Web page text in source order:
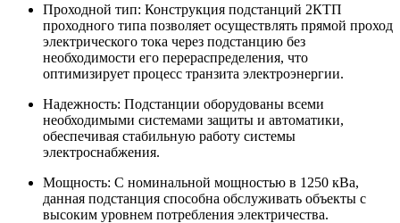
Проходной тип: Конструкция подстанций 2КТП
проходного типа позволяет осуществлять прямой проход
электрического тока через подстанцию без
необходимости его перераспределения, что
оптимизирует процесс транзита электроэнергии.
Надежность: Подстанции оборудованы всеми
необходимыми системами защиты и автоматики,
обеспечивая стабильную работу системы
электроснабжения.
Мощность: С номинальной мощностью в 1250 кВа,
данная подстанция способна обслуживать объекты с
высоким уровнем потребления электричества.